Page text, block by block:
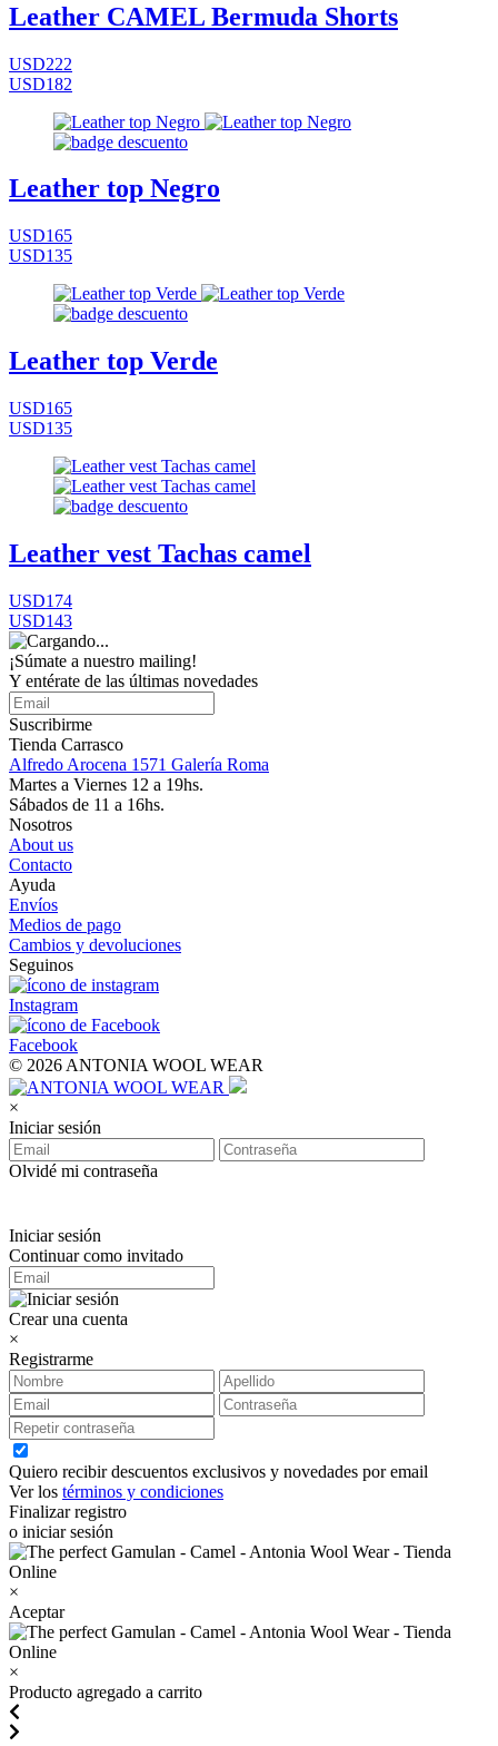
Leather CAMEL Bermuda Shorts
USD222
USD182
Leather top Negro
USD165
USD135
Leather top Verde
USD165
USD135
Leather vest Tachas camel
USD174
USD143
¡Súmate a nuestro mailing!
Y entérate de las últimas novedades
Suscribirme
Tienda Carrasco
Alfredo Arocena 1571 Galería Roma
Martes a Viernes 12 a 19hs.
Sábados de 11 a 16hs.
Nosotros
About us
Contacto
Ayuda
Envíos
Medios de pago
Cambios y devoluciones
Seguinos
Instagram
Facebook
© 2026 ANTONIA WOOL WEAR
×
Iniciar sesión
Olvidé mi contraseña
Iniciar sesión
Continuar como invitado
Crear una cuenta
×
Registrarme
Quiero recibir descuentos exclusivos y novedades por email
Ver los términos y condiciones
Finalizar registro
o iniciar sesión
×
Aceptar
×
Producto agregado a carrito